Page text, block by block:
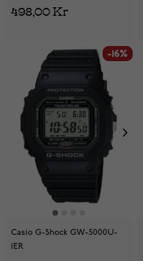
498,00 Kr
-16%
Casio G-Shock GW-5000U-
1ER